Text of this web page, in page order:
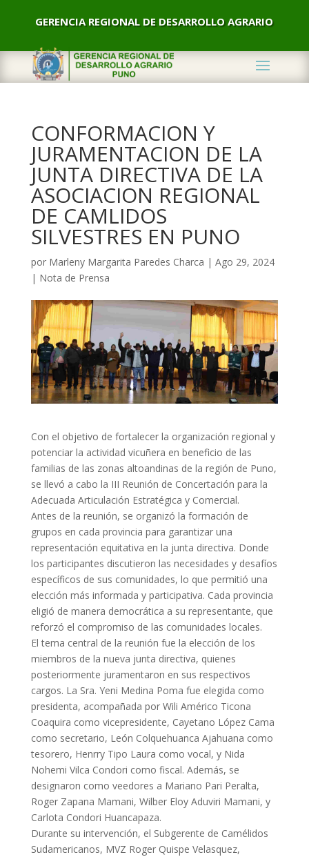
GERENCIA REGIONAL DE DESARROLLO AGRARIO
CONFORMACION Y
JURAMENTACION DE LA
JUNTA DIRECTIVA DE LA
ASOCIACION REGIONAL
DE CAMLIDOS
SILVESTRES EN PUNO
por Marleny Margarita Paredes Charca | Ago 29, 2024
| Nota de Prensa
Con el objetivo de fortalecer la organización regional y
potenciar la actividad vicuñera en beneficio de las
familias de las zonas altoandinas de la región de Puno,
se llevó a cabo la III Reunión de Concertación para la
Adecuada Articulación Estratégica y Comercial.
Antes de la reunión, se organizó la formación de
grupos en cada provincia para garantizar una
representación equitativa en la junta directiva. Donde
los participantes discutieron las necesidades y desafíos
específicos de sus comunidades, lo que permitió una
elección más informada y participativa. Cada provincia
eligió de manera democrática a su representante, que
reforzó el compromiso de las comunidades locales.
El tema central de la reunión fue la elección de los
miembros de la nueva junta directiva, quienes
posteriormente juramentaron en sus respectivos
cargos. La Sra. Yeni Medina Poma fue elegida como
presidenta, acompañada por Wili Américo Ticona
Coaquira como vicepresidente, Cayetano López Cama
como secretario, León Colquehuanca Ajahuana como
tesorero, Henrry Tipo Laura como vocal, y Nida
Nohemi Vilca Condori como fiscal. Además, se
designaron como veedores a Mariano Pari Peralta,
Roger Zapana Mamani, Wilber Eloy Aduviri Mamani, y
Carlota Condori Huancapaza.
Durante su intervención, el Subgerente de Camélidos
Sudamericanos, MVZ Roger Quispe Velasquez,